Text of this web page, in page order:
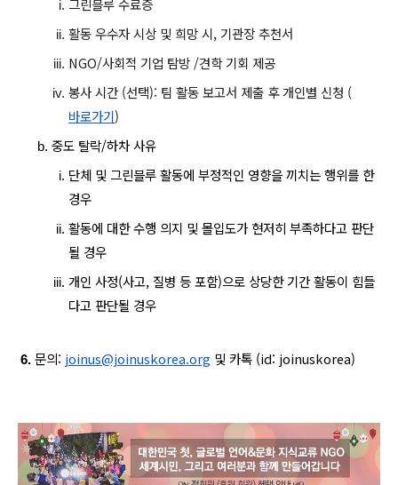
그린블루 수료증
활동 우수자 시상 및 희망 시, 기관장 추천서
NGO/사회적 기업 탐방 /견학 기회 제공
봉사 시간 (선택): 팀 활동 보고서 제출 후 개인별 신청 (
바로가기)
중도 탈락/하차 사유
단체 및 그린블루 활동에 부정적인 영향을 끼치는 행위를 한
경우
활동에 대한 수행 의지 및 몰입도가 현저히 부족하다고 판단
될 경우
개인 사정(사고, 질병 등 포함)으로 상당한 기간 활동이 힘들
다고 판단될 경우
문의: joinus@joinuskorea.org 및 카톡 (id: joinuskorea)